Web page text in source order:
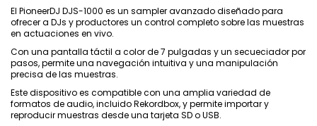
El PioneerDJ DJS-1000 es un sampler avanzado diseñado para
ofrecer a DJs y productores un control completo sobre las muestras
en actuaciones en vivo.
Con una pantalla táctil a color de 7 pulgadas y un secueciador por
pasos, permite una navegación intuitiva y una manipulación
precisa de las muestras.
Este dispositivo es compatible con una amplia variedad de
formatos de audio, incluido Rekordbox, y permite importar y
reproducir muestras desde una tarjeta SD o USB.